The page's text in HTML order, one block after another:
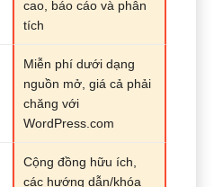
cao, báo cáo và phân
tích
Miễn phí dưới dạng
nguồn mở, giá cả phải
chăng với
WordPress.com
Cộng đồng hữu ích,
các hướng dẫn/khóa